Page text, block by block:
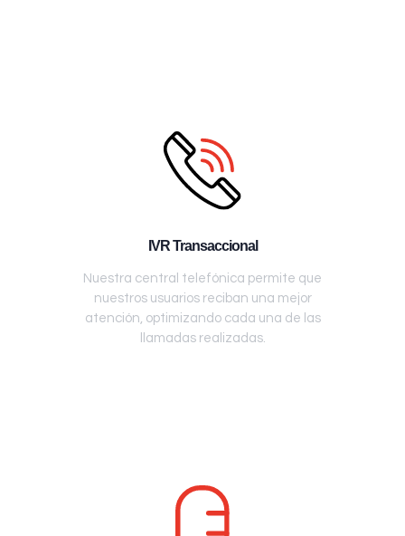
IVR Transaccional
Nuestra central telefónica permite que
nuestros usuarios reciban una mejor
atención, optimizando cada una de las
llamadas realizadas.